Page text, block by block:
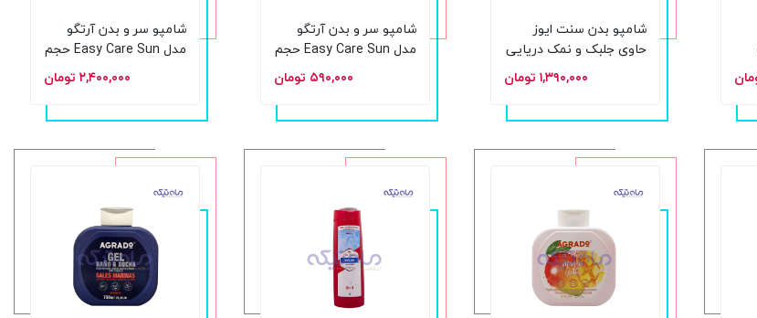
شامپو بدن سنت ایوز
حاوی جلبک و نمک دریایی
۱,۳۹۰,۰۰۰ تومان
شامپو سر و بدن آرتگو
مدل Easy Care Sun حجم
۵۹۰,۰۰۰ تومان
شامپو سر و بدن آرتگو
مدل Easy Care Sun حجم
۲,۴۰۰,۰۰۰ تومان